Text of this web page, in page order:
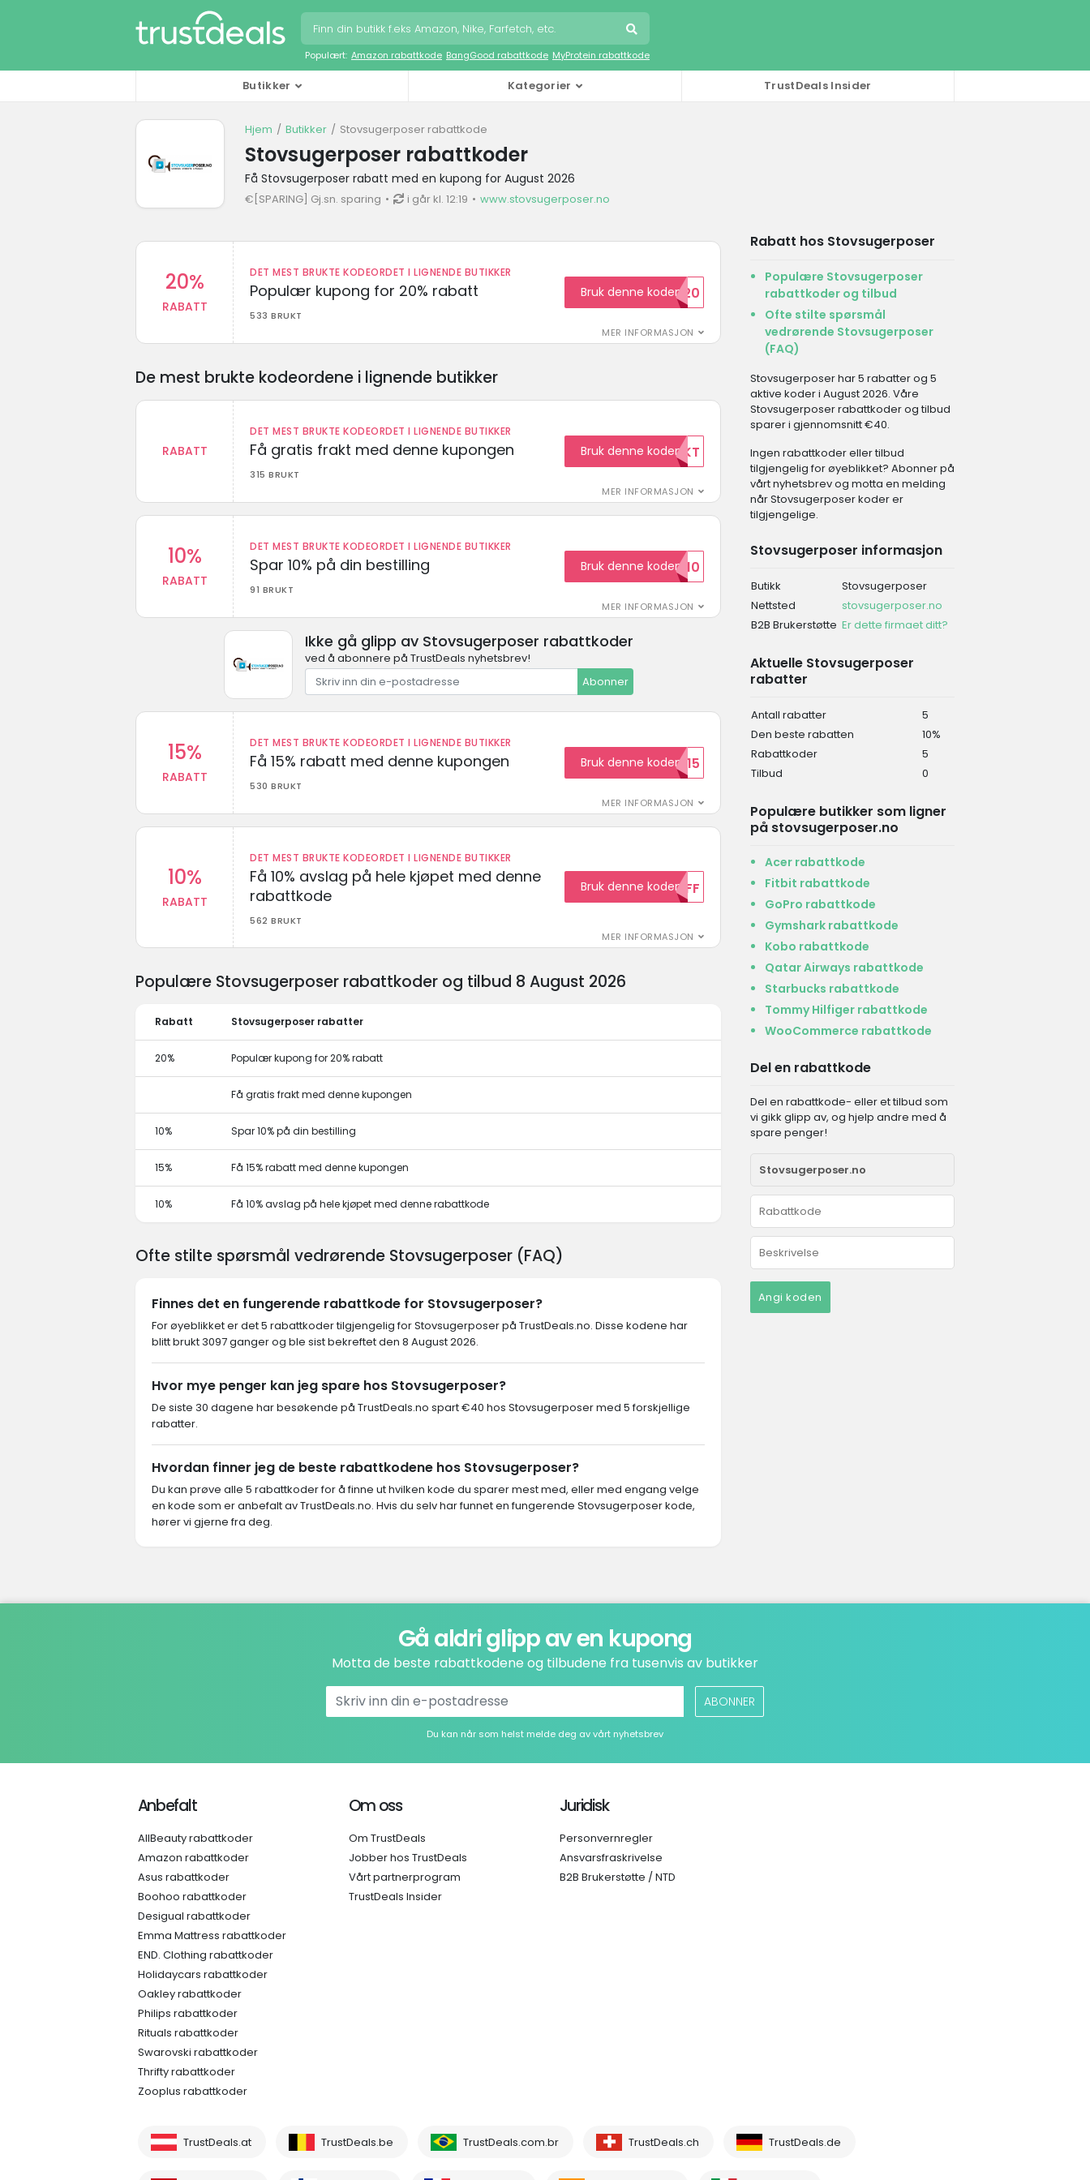
Populært: Amazon rabattkode BangGood rabattkode MyProtein rabattkode
Butikker Kategorier TrustDeals Insider
Hjem Butikker Stovsugerposer rabattkode
Stovsugerposer rabattkoder
Få Stovsugerposer rabatt med en kupong for August 2026
€[SPARING] Gj.sn. sparing i går kl. 12:19 www.stovsugerposer.no
20%
RABATT
DET MEST BRUKTE KODEORDET I LIGNENDE BUTIKKER
Populær kupong for 20% rabatt
533 BRUKT
MER INFORMASJON
Bruk denne koden
RABATT20
De mest brukte kodeordene i lignende butikker
RABATT
DET MEST BRUKTE KODEORDET I LIGNENDE BUTIKKER
Få gratis frakt med denne kupongen
315 BRUKT
MER INFORMASJON
Bruk denne koden
GRATISFRAKT
10%
RABATT
DET MEST BRUKTE KODEORDET I LIGNENDE BUTIKKER
Spar 10% på din bestilling
91 BRUKT
MER INFORMASJON
Bruk denne koden
HELLO10
Ikke gå glipp av Stovsugerposer rabattkoder
ved å abonnere på TrustDeals nyhetsbrev!
Abonner
15%
RABATT
DET MEST BRUKTE KODEORDET I LIGNENDE BUTIKKER
Få 15% rabatt med denne kupongen
530 BRUKT
MER INFORMASJON
Bruk denne koden
Welcome15
10%
RABATT
DET MEST BRUKTE KODEORDET I LIGNENDE BUTIKKER
Få 10% avslag på hele kjøpet med denne
rabattkode
562 BRUKT
MER INFORMASJON
Bruk denne koden10OFF
Rabatt hos Stovsugerposer
Populære Stovsugerposer
rabattkoder og tilbud
Ofte stilte spørsmål
vedrørende Stovsugerposer
(FAQ)
Stovsugerposer har 5 rabatter og 5
aktive koder i August 2026. Våre
Stovsugerposer rabattkoder og tilbud
sparer i gjennomsnitt €40.
Ingen rabattkoder eller tilbud
tilgjengelig for øyeblikket? Abonner på
vårt nyhetsbrev og motta en melding
når Stovsugerposer koder er
tilgjengelige.
Stovsugerposer informasjon
Butikk
Stovsugerposer
Nettsted
stovsugerposer.no
B2B Brukerstøtte Er dette firmaet ditt?
Aktuelle Stovsugerposer
rabatter
Antall rabatter
5
Den beste rabatten
10%
Rabattkoder
5
Tilbud
0
Populære butikker som ligner
på stovsugerposer.no
Acer rabattkode
Fitbit rabattkode
GoPro rabattkode
Gymshark rabattkode
Kobo rabattkode
Qatar Airways rabattkode
Starbucks rabattkode
Tommy Hilfiger rabattkode
WooCommerce rabattkode
Del en rabattkode
Del en rabattkode- eller et tilbud som
vi gikk glipp av, og hjelp andre med å
spare penger!
Angi koden
Populære Stovsugerposer rabattkoder og tilbud 8 August 2026
Rabatt Stovsugerposer rabatter
20% Populær kupong for 20% rabatt
Få gratis frakt med denne kupongen
10% Spar 10% på din bestilling
15% Få 15% rabatt med denne kupongen
10% Få 10% avslag på hele kjøpet med denne rabattkode
Ofte stilte spørsmål vedrørende Stovsugerposer (FAQ)
Finnes det en fungerende rabattkode for Stovsugerposer?
For øyeblikket er det 5 rabattkoder tilgjengelig for Stovsugerposer på TrustDeals.no. Disse kodene har
blitt brukt 3097 ganger og ble sist bekreftet den 8 August 2026.
Hvor mye penger kan jeg spare hos Stovsugerposer?
De siste 30 dagene har besøkende på TrustDeals.no spart €40 hos Stovsugerposer med 5 forskjellige
rabatter.
Hvordan finner jeg de beste rabattkodene hos Stovsugerposer?
Du kan prøve alle 5 rabattkoder for å finne ut hvilken kode du sparer mest med, eller med engang velge
en kode som er anbefalt av TrustDeals.no. Hvis du selv har funnet en fungerende Stovsugerposer kode,
hører vi gjerne fra deg.
Gå aldri glipp av en kupong
Motta de beste rabattkodene og tilbudene fra tusenvis av butikker
ABONNER
Du kan når som helst melde deg av vårt nyhetsbrev
Anbefalt
AllBeauty rabattkoder
Amazon rabattkoder
Asus rabattkoder
Boohoo rabattkoder
Desigual rabattkoder
Emma Mattress rabattkoder
END. Clothing rabattkoder
Holidaycars rabattkoder
Oakley rabattkoder
Philips rabattkoder
Rituals rabattkoder
Swarovski rabattkoder
Thrifty rabattkoder
Zooplus rabattkoder
Om oss
Om TrustDeals
Jobber hos TrustDeals
Vårt partnerprogram
TrustDeals Insider
Juridisk
Personvernregler
Ansvarsfraskrivelse
B2B Brukerstøtte / NTD
TrustDeals.at TrustDeals.be TrustDeals.com.br TrustDeals.ch TrustDeals.de